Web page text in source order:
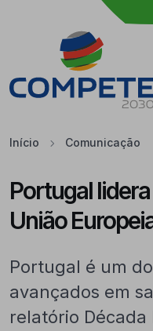
Saltar para o conteúdo
Início Comunicação
Portugal
União
Portugal é um
avançados em
relatório